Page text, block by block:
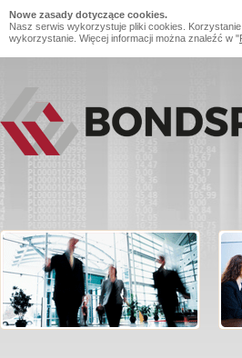
Nowe zasady dotyczące cookies.
Nasz serwis wykorzystuje pliki cookies.
wykorzystanie. Więcej informacji można znaleźć w "